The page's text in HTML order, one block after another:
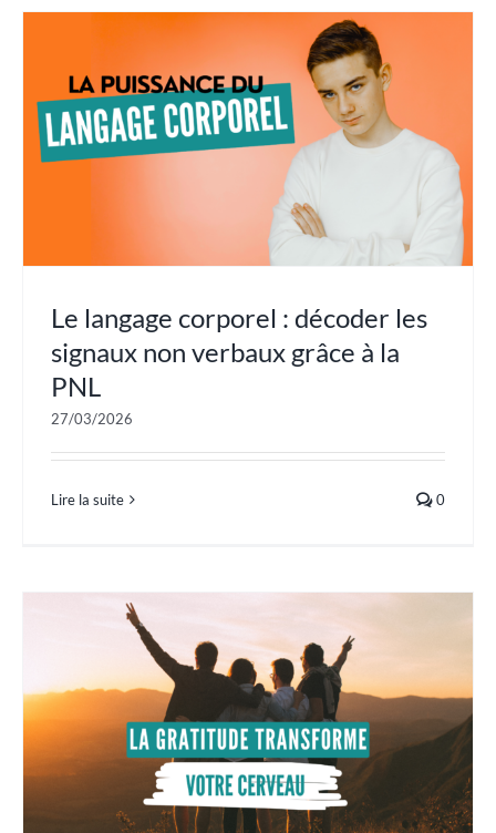
Le langage corporel : décoder les
signaux non verbaux grâce à la
PNL
27/03/2026
Lire la suite 0